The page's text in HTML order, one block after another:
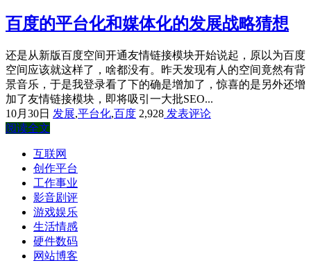
百度的平台化和媒体化的发展战略猜想
还是从新版百度空间开通友情链接模块开始说起，原以为百度
空间应该就这样了，啥都没有。昨天发现有人的空间竟然有背
景音乐，于是我登录看了下的确是增加了，惊喜的是另外还增
加了友情链接模块，即将吸引一大批SEO...
10月30日 发展,平台化,百度 2,928 发表评论
阅读全文
互联网
创作平台
工作事业
影音剧评
游戏娱乐
生活情感
硬件数码
网站博客